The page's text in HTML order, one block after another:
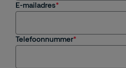
E-mailadres
Telefoonnummer